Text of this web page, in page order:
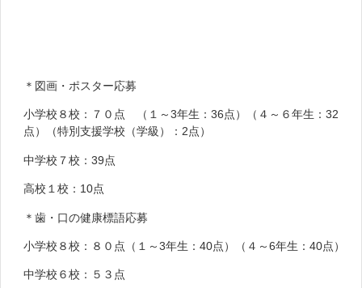
＊図画・ポスター応募
小学校８校：７０点 （１～3年生：36点）（４～６年生：32
点）（特別支援学校（学級）：2点）
中学校７校：39点
高校１校：10点
＊歯・口の健康標語応募
小学校８校：８０点（１～3年生：40点）（４～6年生：40点）
中学校６校：５３点